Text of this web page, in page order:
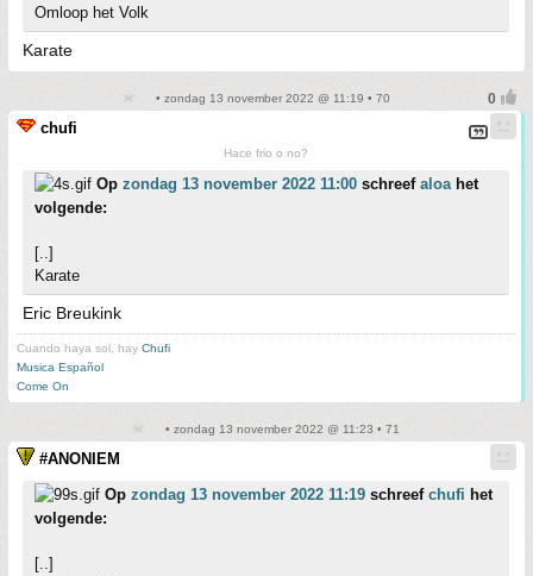
Omloop het Volk
Karate
• zondag 13 november 2022 @ 11:19 • 70
chufi
Hace frio o no?
Op zondag 13 november 2022 11:00 schreef aloahet
volgende:
[..]
Karate
Eric Breukink
Cuando haya sol, hay Chufi
Musica Español
Come On
• zondag 13 november 2022 @ 11:23 • 71
#ANONIEM
Op zondag 13 november 2022 11:19 schreef chufi het
volgende:
[..]